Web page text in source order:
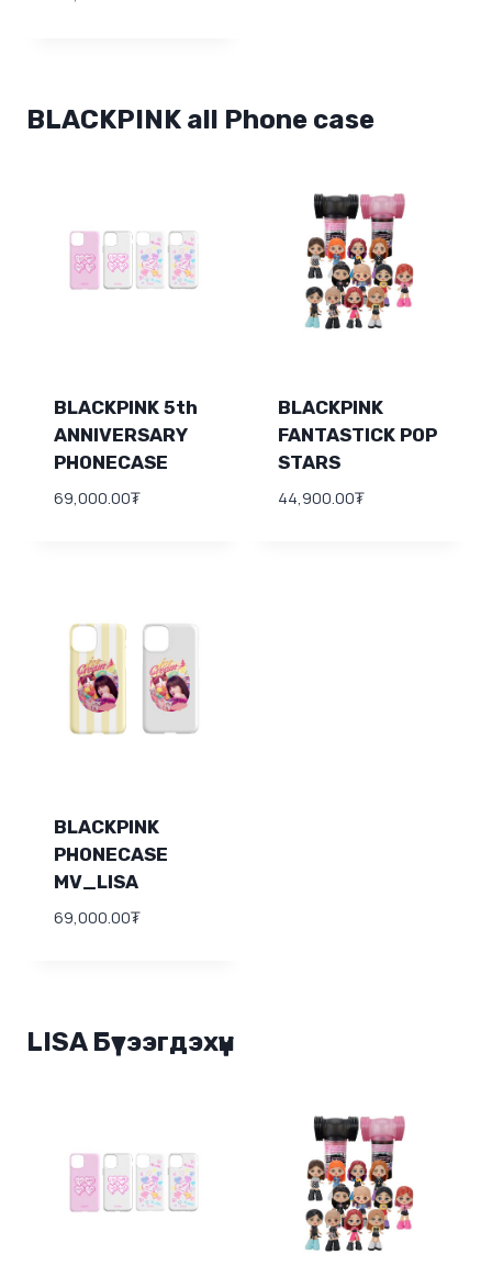
BLACKPINK all Phone case
BLACKPINK 5th
ANNIVERSARY
PHONECASE
69,000.00₮
BLACKPINK
FANTASTICK POP
STARS
44,900.00₮
BLACKPINK
PHONECASE
MV_LISA
69,000.00₮
LISA Бүтээгдэхүүн